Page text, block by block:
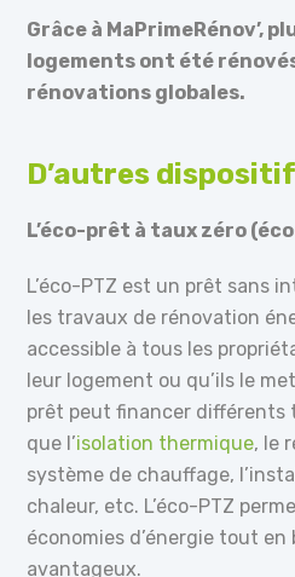
Grâce à MaPrimeRénov’,
logements ont été
rénovations globales.
D’autres
L’éco-prêt à taux zéro
L’éco-PTZ est un prêt sans
les travaux de rénovation
accessible à tous les
leur logement ou qu’ils le
prêt peut financer différents
que l’isolation thermique, le
système de chauffage,
chaleur, etc. L’éco-PTZ
économies d’énergie tout
avantageux.